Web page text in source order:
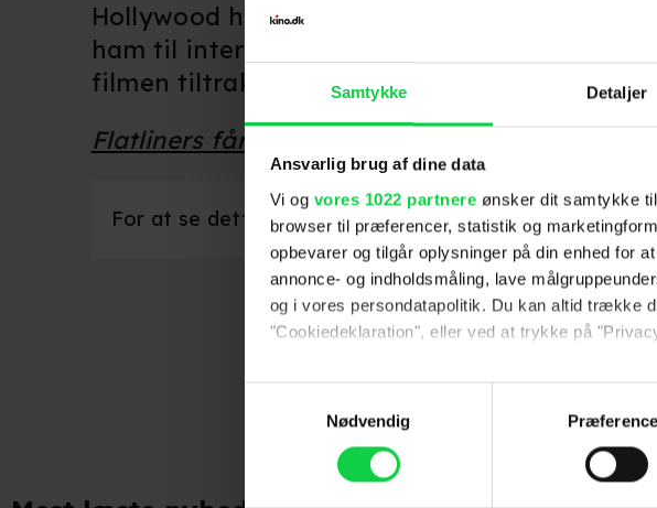
Samtykke Detaljer
Ansvarlig brug af dine data
Vi og vores 1022 partnere ønsker dit samtykke
browser til præferencer, statistik og
opbevarer og tilgår oplysninger på din enhed for
annonce- og indholdsmåling, lave
og i vores persondatapolitik. Du kan altid trække
"Cookiedeklaration", eller ved at trykke på
Hvis du tillader det, vil vi også gerne:
Indsamle præcise oplysninger om din
Dine valg anvendes på hele websitet.
Nødvendig
Hollywood har altid været drømmen,
ham til interview om hans nye film.
filmen tiltrak "hans mørke, nordiske sjæl".
Flatliners får premiere på torsdag den 9.
For at se dette indhold skal marketingcookies være